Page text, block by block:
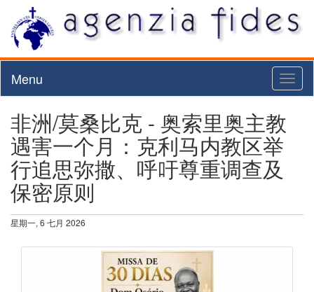
Menu
非洲/莫桑比克 - 奥索里奥主教
遇害一个月：克利马内教区举
行追思弥撒、呼吁尊重调查及
保密原则
星期一, 6 七月 2026